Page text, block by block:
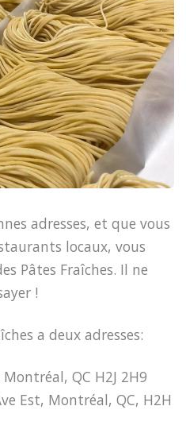
adresses, et que vous
locaux, vous
Pâtes Fraîches. Il ne
!
a deux adresses:
QC H2J 2H9
Est, Montréal, QC, H2H